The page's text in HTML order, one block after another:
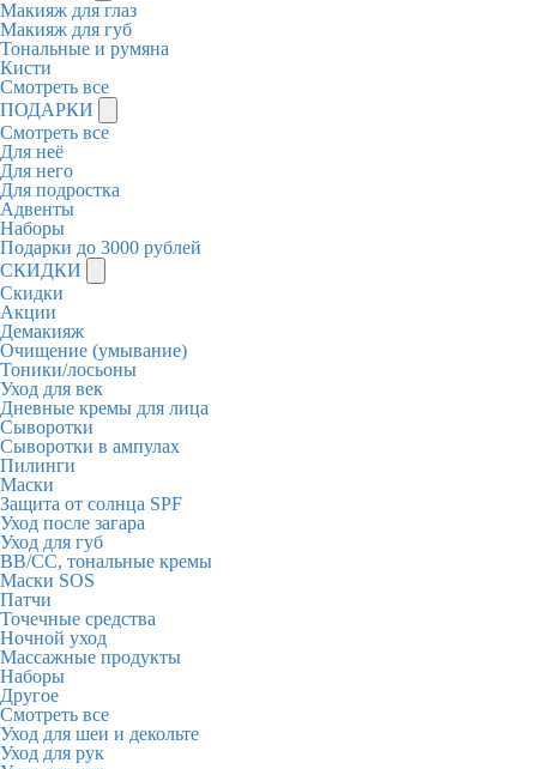
Макияж для глаз
Макияж для губ
Тональные и румяна
Кисти
Смотреть все
ПОДАРКИ
Смотреть все
Для неё
Для него
Для подростка
Адвенты
Наборы
Подарки до 3000 рублей
СКИДКИ
Скидки
Акции
Демакияж
Очищение (умывание)
Тоники/лосьоны
Уход для век
Дневные кремы для лица
Сыворотки
Сыворотки в ампулах
Пилинги
Маски
Защита от солнца SPF
Уход после загара
Уход для губ
BB/CC, тональные кремы
Маски SOS
Патчи
Точечные средства
Ночной уход
Массажные продукты
Наборы
Другое
Смотреть все
Уход для шеи и декольте
Уход для рук